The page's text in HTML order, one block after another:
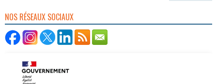
NOS RÉSEAUX SOCIAUX